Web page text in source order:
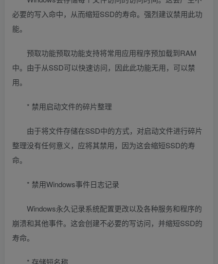
必要的写入命中，从而缩短SSD的寿命。强烈建议禁用此功
能。
预取功能预取功能支持将常用应用程序预加载到RAM
中。由于从SSD可以快速访问，因此此功能无用，可以禁
用。
* 禁用启动文件的碎片整理
由于将文件存储在SSD中的方式，对启动文件进行碎片
整理没有任何意义，应将其禁用，因为这会缩短SSD的寿
命。
* 禁用Windows事件日志记录
Windows永久记录系统配置更改以及各种服务和程序的
崩溃和其他事件。这会创建不必要的写访问，并缩短SSD的
寿命。
* 存储短名称